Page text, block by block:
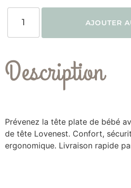
AJOUTER
Description
Prévenez la tête plate de bébé
de tête Lovenest. Confort,
ergonomique. Livraison rapide